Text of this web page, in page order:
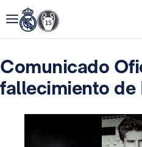
Comunicado
fallecimiento de